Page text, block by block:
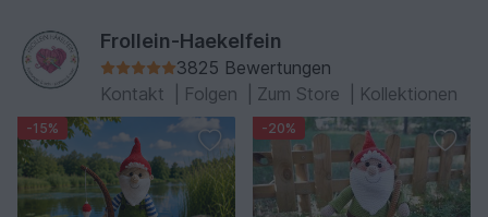
Frollein-Haekelfein
3825 Bewertungen
Kontakt
Folgen Zum Store Kollektionen
-15% -20%